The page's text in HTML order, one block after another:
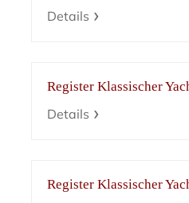
Details
Register Klassischer
Details
Register Klassischer